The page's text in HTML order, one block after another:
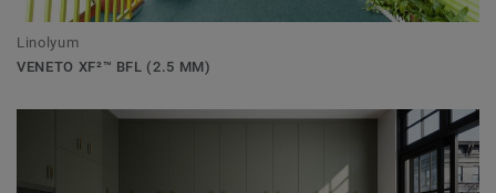
Linolyum
VENETO XF²™ BFL (2.5 MM)